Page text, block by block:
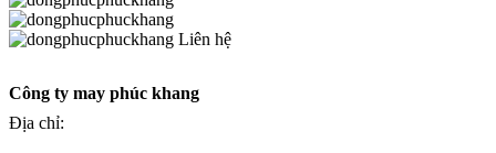
Liên hệ
Công ty may phúc khang
Địa chỉ: